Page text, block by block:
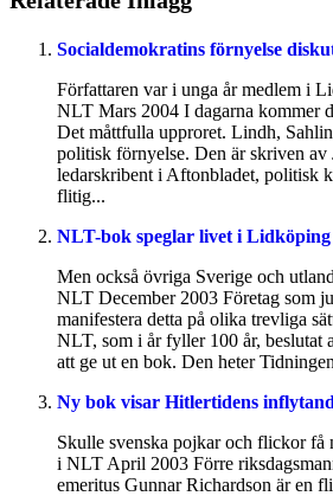
Socialdemokratins förnyelse
Författaren var i unga år medlem i
NLT Mars 2004 I dagarna kommer
Det måttfulla upproret. Lindh,
politisk förnyelse. Den är skriven av
ledarskribent i Aftonbladet, politisk
flitig...
NLT-bok speglar livet i
Men också övriga Sverige och
NLT December 2003 Företag som
manifestera detta på olika trevliga
NLT, som i år fyller 100 år, beslutat
att ge ut en bok. Den heter
Ny bok visar Hitlertidens
Skulle svenska pojkar och flickor
i NLT April 2003 Förre
emeritus Gunnar Richardson är en